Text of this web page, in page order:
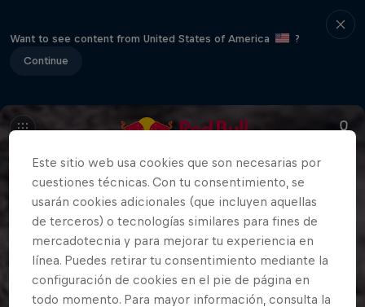
Want to see content from United States of America
?
Continue
Este sitio web usa cookies que son necesarias por
cuestiones técnicas. Con tu consentimiento, se
usarán cookies adicionales (que incluyen aquellas
de terceros) o tecnologías similares para fines de
mercadotecnia y para mejorar tu experiencia en
línea. Puedes retirar tu consentimiento mediante la
configuración de cookies en el pie de página en
todo momento. Para mayor información, consulta la